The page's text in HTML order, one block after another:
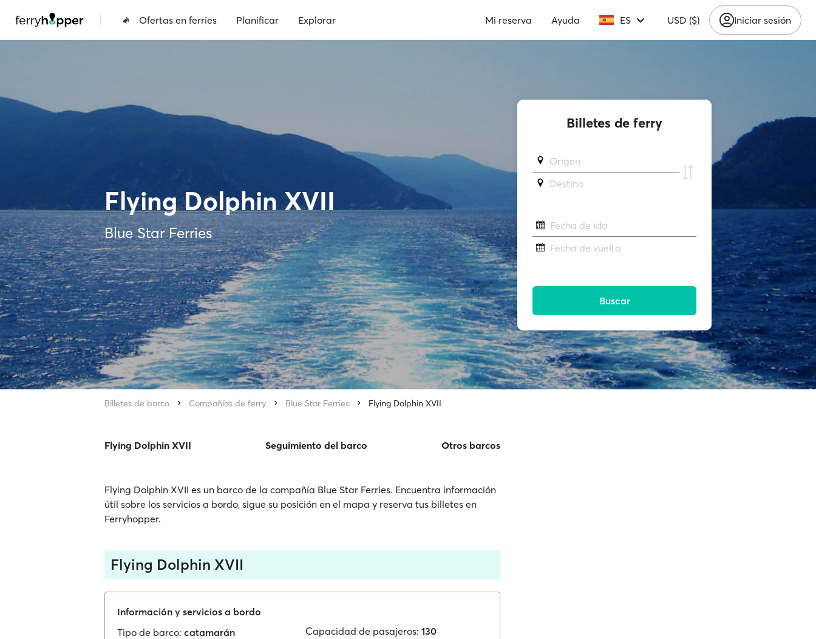
| Ofertas en ferries Planificar Explorar Mi reserva Ayuda ES USD ($) Iniciar sesión
Flying Dolphin XVII
Blue Star Ferries
Billetes de barco Compañías de ferry Blue Star Ferries Flying Dolphin XVII
Flying Dolphin XVII Seguimiento del barco Otros barcos
Flying Dolphin XVII es un barco de la compañía Blue Star Ferries. Encuentra información
útil sobre los servicios a bordo, sigue su posición en el mapa y reserva tus billetes en
Ferryhopper.
Flying Dolphin XVII
Información y servicios a bordo
Tipo de barco: catamarán
Capacidad de pasajeros: 130
Billetes de ferry
Origen
Destino
Fecha de ida
Fecha de vuelta
Buscar